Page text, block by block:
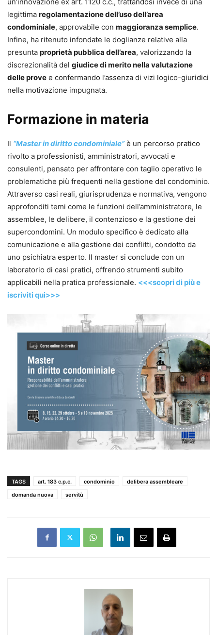
legittima regolamentazione dell’uso dell’area
condominiale, approvabile con maggioranza semplice.
Infine, ha ritenuto infondate le doglianze relative alla
presunta proprietà pubblica dell’area, valorizzando la
discrezionalità del giudice di merito nella valutazione
delle prove e confermando l’assenza di vizi logico-giuridici
nella motivazione impugnata.
Formazione in materia
Il “Master in diritto condominiale” è un percorso pratico
rivolto a professionisti, amministratori, avvocati e
consulenti, pensato per affrontare con taglio operativo le
problematiche più frequenti nella gestione del condominio.
Attraverso casi reali, giurisprudenza e normativa, vengono
approfonditi temi come le funzioni dell’amministratore, le
assemblee, le delibere, il contenzioso e la gestione dei
supercondomini. Un modulo specifico è dedicato alla
comunicazione e alla gestione dei conflitti, condotto da
uno psichiatra esperto. Il master si conclude con un
laboratorio di casi pratici, offrendo strumenti subito
applicabili nella pratica professionale. <<<scopri di più e
iscriviti qui>>>
TAGS art. 183 c.p.c. condominio
delibera assembleare
domanda nuova
servitù